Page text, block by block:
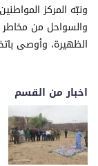
ونبّه المركز
والسواحل من
الظهيرة، وأوصى
اخبار من القسم